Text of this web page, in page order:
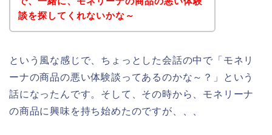
談を探してくれないかな～
という風な感じで、ちょっとした会話の中で「モネリ
ーナの商品の悪い体験談ってあるのかな～？」という
話になったんです。そして、その時から、モネリーナ
の商品に興味を持ち始めたのですが、、、